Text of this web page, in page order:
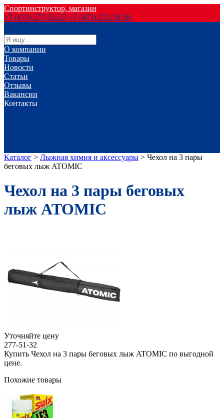
Спортинструктор, магазин
+7 (473) 277-51-32 +7 (473) 272-78-39
О компании
Товары
Новости
Статьи
Отзывы
Вакансии
Контакты
Каталог > Лыжная химия и аксессуары > Чехол на 3 пары
беговых лыж ATOMIC
Чехол на 3 пары беговых
лыж ATOMIC
Уточняйте цену
277-51-32
Купить Чехол на 3 пары беговых лыж ATOMIC по выгодной
цене.
Похожие товары